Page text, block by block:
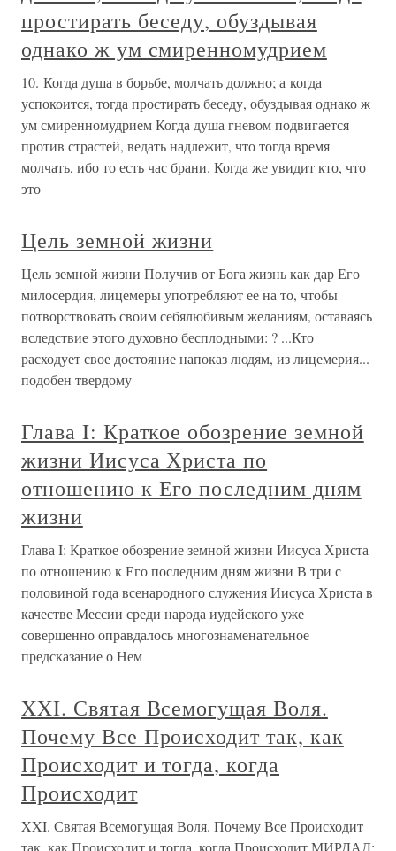
простирать беседу, обуздывая
однако ж ум смиренномудрием
10. Когда душа в борьбе, молчать должно; а когда
успокоится, тогда простирать беседу, обуздывая однако ж
ум смиренномудрием Когда душа гневом подвигается
против страстей, ведать надлежит, что тогда время
молчать, ибо то есть час брани. Когда же увидит кто, что
это
Цель земной жизни
Цель земной жизни Получив от Бога жизнь как дар Его
милосердия, лицемеры употребляют ее на то, чтобы
потворствовать своим себялюбивым желаниям, оставаясь
вследствие этого духовно бесплодными: ? ...Кто
расходует свое достояние напоказ людям, из лицемерия...
подобен твердому
Глава I: Краткое обозрение земной
жизни Иисуса Христа по
отношению к Его последним дням
жизни
Глава I: Краткое обозрение земной жизни Иисуса Христа
по отношению к Его последним дням жизни В три с
половиной года всенародного служения Иисуса Христа в
качестве Мессии среди народа иудейского уже
совершенно оправдалось многознаменательное
предсказание о Нем
XXI. Святая Всемогущая Воля.
Почему Все Происходит так, как
Происходит и тогда, когда
Происходит
XXI. Святая Всемогущая Воля. Почему Все Происходит
так, как Происходит и тогда, когда Происходит МИРДАД: